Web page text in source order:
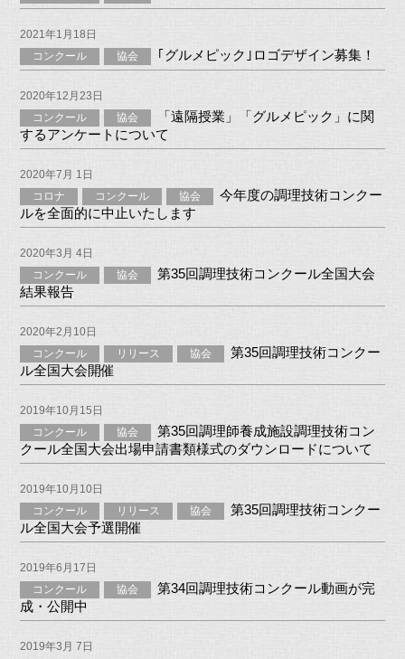
2021年1月18日
コンクール
協会 ｢グルメピック｣ロゴデザイン募集！
2020年12月23日
コンクール
協会
「遠隔授業」「グルメピック」に関
するアンケートについて
2020年7月 1日
コロナ
コンクール 協会
今年度の調理技術コンクー
ルを全面的に中止いたします
2020年3月 4日
コンクール
協会
第35回調理技術コンクール全国大会
結果報告
2020年2月10日
コンクール
リリース 協会
第35回調理技術コンクー
ル全国大会開催
2019年10月15日
コンクール
協会
第35回調理師養成施設調理技術コン
クール全国大会出場申請書類様式のダウンロードについて
2019年10月10日
コンクール
リリース 協会
第35回調理技術コンクー
ル全国大会予選開催
2019年6月17日
コンクール
協会
第34回調理技術コンクール動画が完
成・公開中
2019年3月 7日